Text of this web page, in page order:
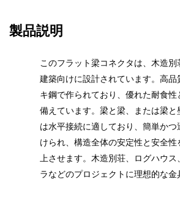
製品説明
このフラット梁コネクタは、木造別
建築向けに設計されています。高品
キ鋼で作られており、優れた耐食性
備えています。梁と梁、または梁と
は水平接続に適しており、簡単かつ
けられ、構造全体の安定性と安全性
上させます。木造別荘、ログハウ
ラなどのプロジェクトに理想的な金